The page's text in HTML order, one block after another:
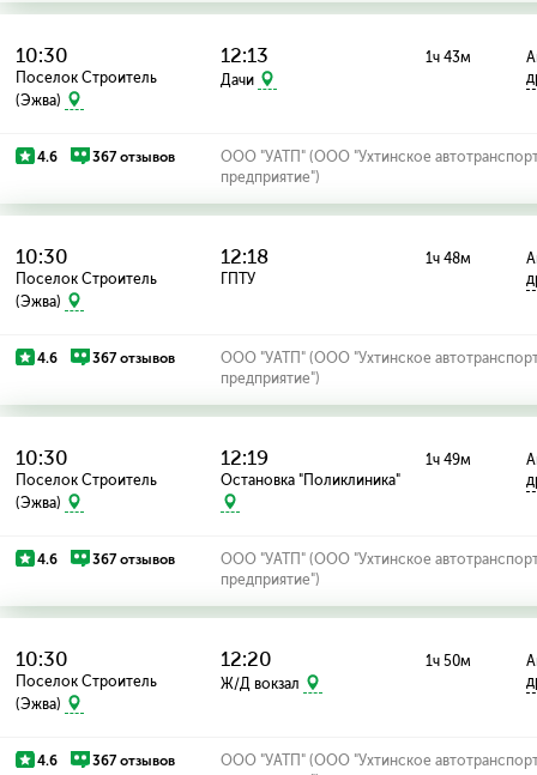
10:30
Поселок Строитель
(Эжва)
12:13
Дачи
1ч 43м
4.6 367 отзывов
ООО "УАТП" (ООО "Ухтинское
предприятие")
10:30
Поселок Строитель
(Эжва)
12:18
ГПТУ
1ч 48м
4.6 367 отзывов
ООО "УАТП" (ООО "Ухтинское
предприятие")
10:30
Поселок Строитель
(Эжва)
12:19
Остановка "Поликлиника"
1ч 49м
4.6 367 отзывов
ООО "УАТП" (ООО "Ухтинское
предприятие")
10:30
Поселок Строитель
(Эжва)
12:20
Ж/Д вокзал
1ч 50м
4.6 367 отзывов
ООО "УАТП" (ООО "Ухтинское